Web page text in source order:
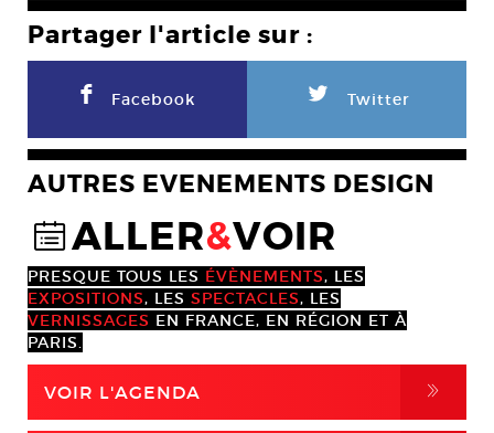
Partager l'article sur :
F Facebook L Twitter
AUTRES EVENEMENTS DESIGN
@ALLER&VOIR
PRESQUE TOUS LES ÉVÈNEMENTS, LES
EXPOSITIONS, LES SPECTACLES, LES
VERNISSAGES EN FRANCE, EN RÉGION ET À
PARIS.
VOIR L'AGENDA ,